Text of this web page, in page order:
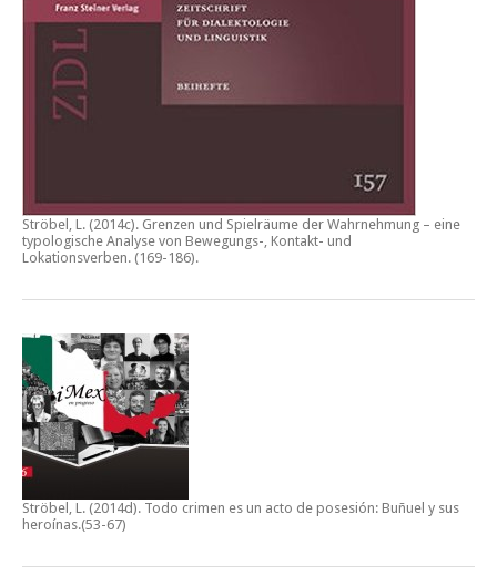
Ströbel, L. (2014c). Grenzen und Spielräume der Wahrnehmung – eine
typologische Analyse von Bewegungs-, Kontakt- und
Lokationsverben. (169-186).
Ströbel, L. (2014d). Todo crimen es un acto de posesión: Buñuel y sus
heroínas.(53-67)